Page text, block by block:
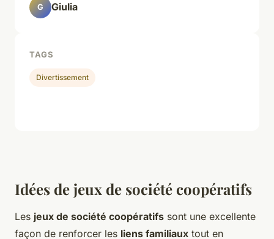
Idées de jeux de société coopératifs
Les jeux de société coopératifs sont une excellente
façon de renforcer les liens familiaux tout en
G Giulia
TAGS
Divertissement